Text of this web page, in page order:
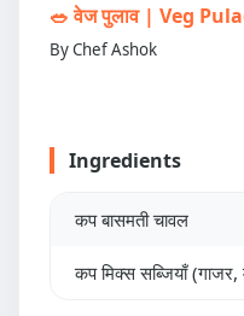
🥗 वेज पुलाव | Veg
By Chef Ashok
Ingredients
कप बासमती चावल
कप मिक्स सब्जियाँ (गाजर,